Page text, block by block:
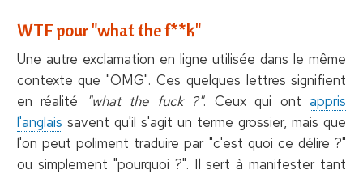
WTF pour "what the f**k"
Une autre exclamation en ligne utilisée dans le même
contexte que "OMG". Ces quelques lettres signifient
en réalité
"what the fuck ?". Ceux qui ontappris
l'anglais savent qu'il s'agit un terme grossier, mais que
l'on peut poliment traduire par "c'est quoi ce délire ?"
ou simplement "pourquoi ?". Il sert à manifester tant